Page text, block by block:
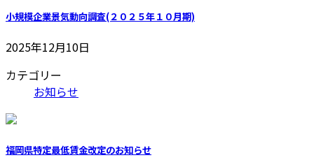
小規模企業景気動向調査(２０２５年１０月期)
2025年12月10日
カテゴリー
お知らせ
福岡県特定最低賃金改定のお知らせ